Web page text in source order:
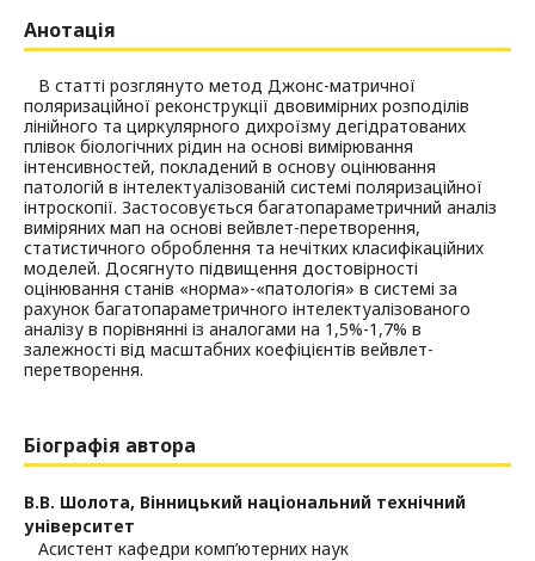
Анотація
В статті розглянуто метод Джонс-матричної
поляризаційної реконструкції двовимірних розподілів
лінійного та циркулярного дихроїзму дегідратованих
плівок біологічних рідин на основі вимірювання
інтенсивностей, покладений в основу оцінювання
патологій в інтелектуалізованій системі поляризаційної
інтроскопії. Застосовується багатопараметричний аналіз
виміряних мап на основі вейвлет-перетворення,
статистичного оброблення та нечітких класифікаційних
моделей. Досягнуто підвищення достовірності
оцінювання станів «норма»-«патологія» в системі за
рахунок багатопараметричного інтелектуалізованого
аналізу в порівнянні із аналогами на 1,5%-1,7% в
залежності від масштабних коефіцієнтів вейвлет-
перетворення.
Біографія автора
В.В. Шолота, Вінницький національний технічний
університет
Асистент кафедри комп’ютерних наук